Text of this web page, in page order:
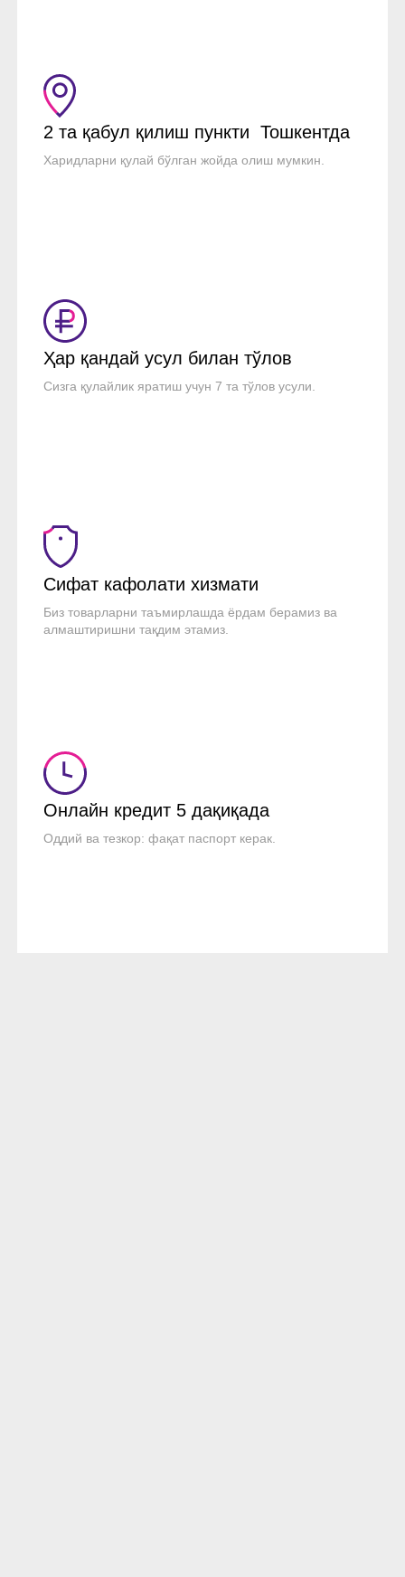
2 та қабул қилиш пункти Тошкентда
Харидларни қулай бўлган жойда олиш мумкин.
Ҳар қандай усул билан тўлов
Сизга қулайлик яратиш учун 7 та тўлов усули.
Сифат кафолати хизмати
Биз товарларни таъмирлашда ёрдам берамиз ва
алмаштиришни тақдим этамиз.
Онлайн кредит 5 дақиқада
Оддий ва тезкор: фақат паспорт керак.